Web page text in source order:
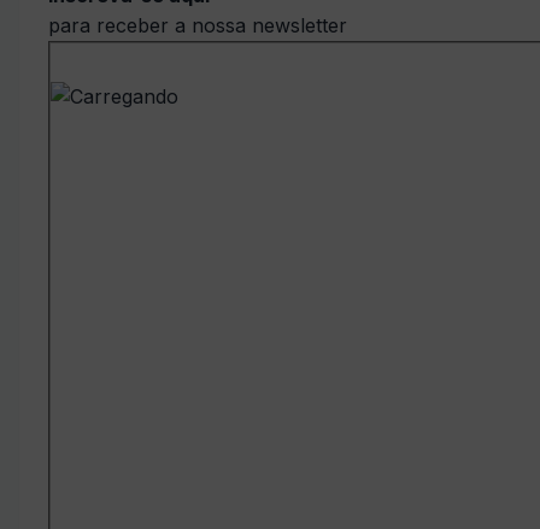
para receber a nossa newsletter